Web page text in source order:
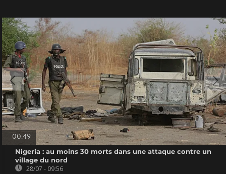
00:49
Nigeria : au moins 30 morts dans une attaque contre un
village du nord
28/07 - 09:56